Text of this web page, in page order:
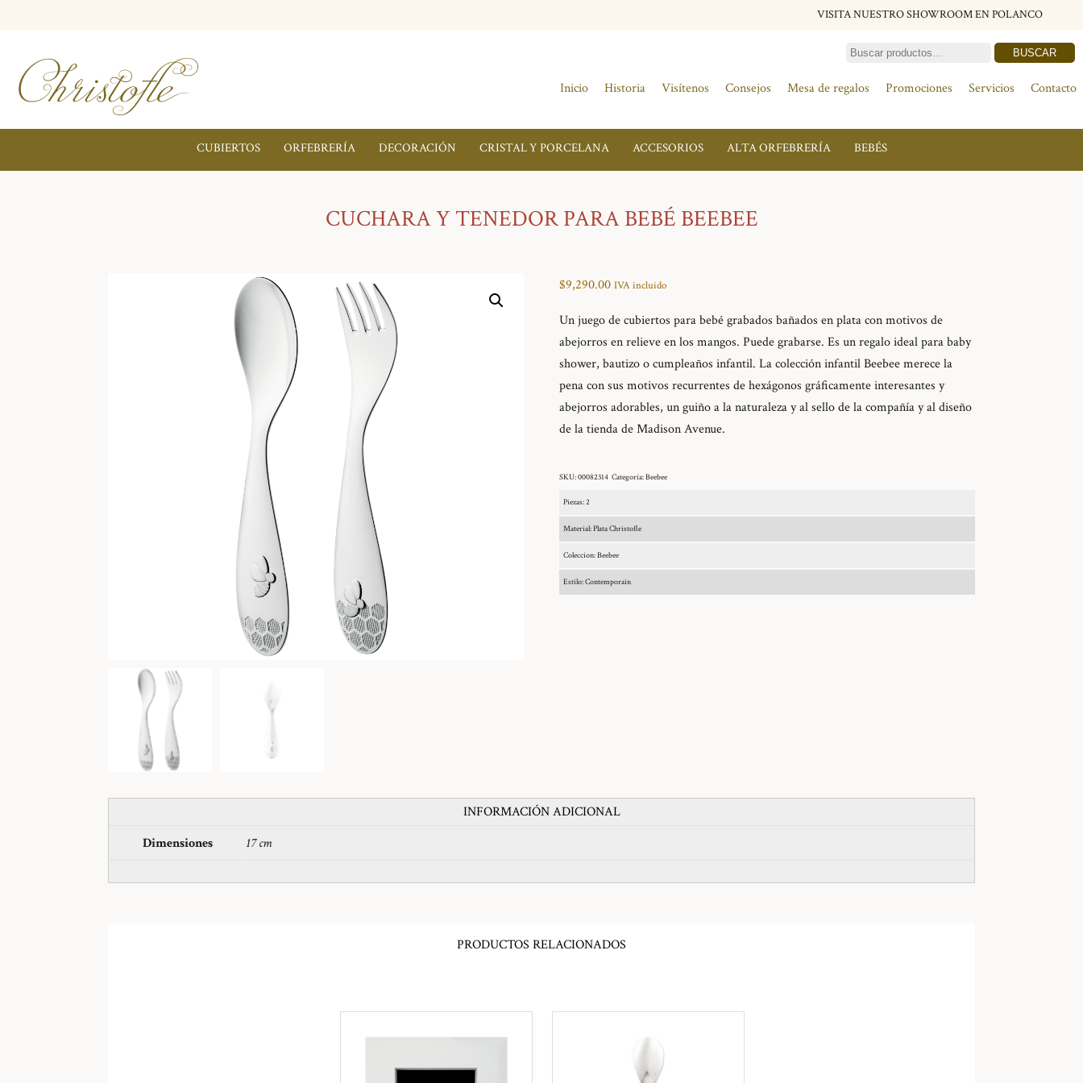
VISITA NUESTRO SHOWROOM EN POLANCO
BUSCAR
Inicio Historia Visítenos Consejos Mesa de regalos Promociones Servicios Contacto
CUBIERTOS ORFEBRERÍA DECORACIÓN CRISTAL Y PORCELANA ACCESORIOS ALTA ORFEBRERÍA BEBÉS
CUCHARA Y TENEDOR PARA BEBÉ BEEBEE
$9,290.00 IVA incluido
Un juego de cubiertos para bebé grabados bañados en plata con motivos de
abejorros en relieve en los mangos. Puede grabarse. Es un regalo ideal para baby
shower, bautizo o cumpleaños infantil. La colección infantil Beebee merece la
pena con sus motivos recurrentes de hexágonos gráficamente interesantes y
abejorros adorables, un guiño a la naturaleza y al sello de la compañía y al diseño
de la tienda de Madison Avenue.
SKU:00082314 Categoría:Beebee
Piezas: 2
Material: Plata Christofle
Coleccion: Beebee
Estilo: Contemporain
INFORMACIÓN ADICIONAL
Dimensiones
17 cm
PRODUCTOS RELACIONADOS